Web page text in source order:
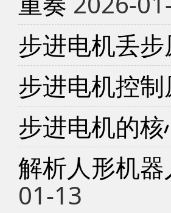
步进电机丢
步进电机控
步进电机的
解析人形机
01-13